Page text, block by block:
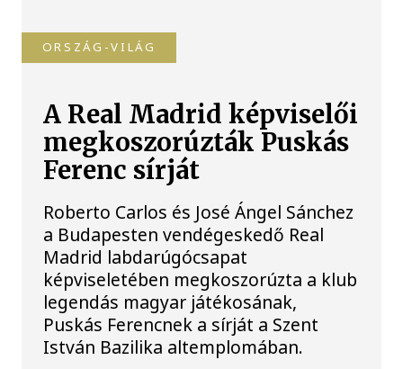
ORSZÁG-VILÁG
A Real Madrid képviselői
megkoszorúzták Puskás
Ferenc sírját
Roberto Carlos és José Ángel Sánchez
a Budapesten vendégeskedő Real
Madrid labdarúgócsapat
képviseletében megkoszorúzta a klub
legendás magyar játékosának,
Puskás Ferencnek a sírját a Szent
István Bazilika altemplomában.